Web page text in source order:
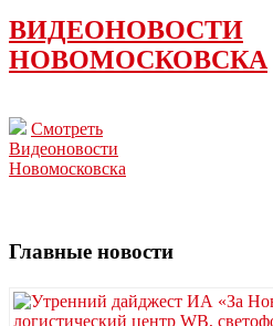
ВИДЕОНОВОСТИ
НОВОМОСКОВСКА
Смотреть
Видеоновости
Новомосковска
Главные новости